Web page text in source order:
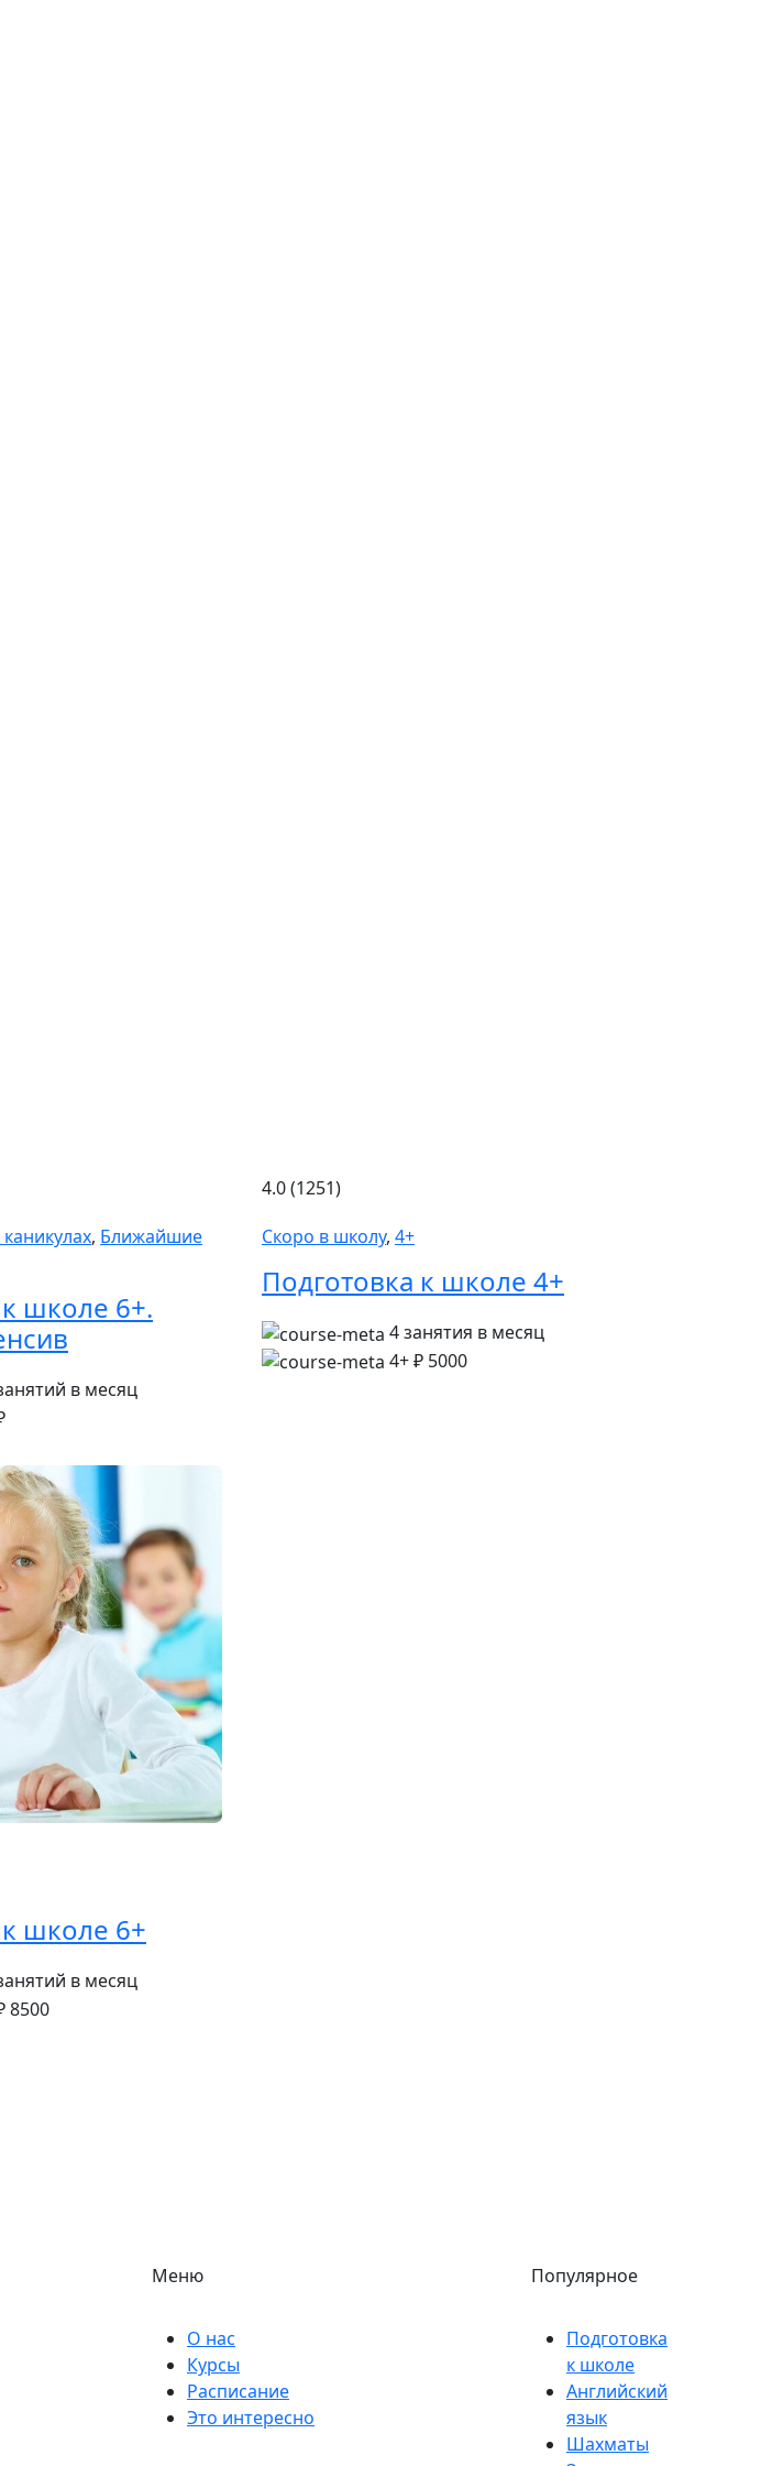
, Ближайшие
школе 6+.
в месяц
4.0 (1251)
Скоро в школу, 4+
Подготовка к школе 4+
4 занятия в месяц
4+₽ 5000
школе 6+
в месяц
8500
Меню
О нас
Курсы
Расписание
Это интересно
Популярное
Подготовка
к школе
Английский
язык
Шахматы